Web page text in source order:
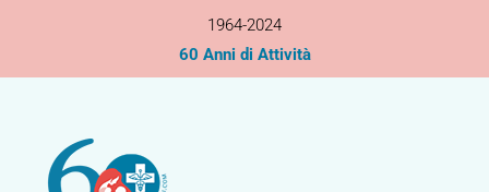
1964-2024
60 Anni di Attività